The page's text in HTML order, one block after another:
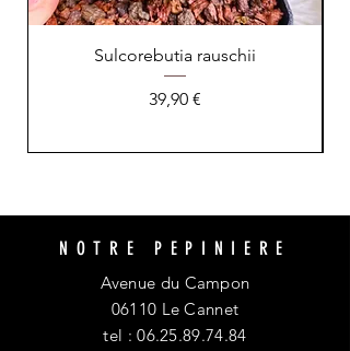
Sulcorebutia rauschii
Prix
39,90 €
NOTRE PEPINIERE
Avenue du Campon
06110 Le Cannet
tel :06.25.89.74.84